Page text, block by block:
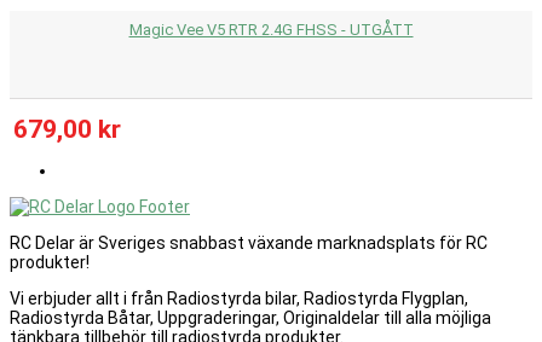
Magic Vee V5 RTR 2.4G FHSS - UTGÅTT
679,00 kr
RC Delar är Sveriges snabbast växande marknadsplats för RC
produkter!
Vi erbjuder allt i från Radiostyrda bilar, Radiostyrda Flygplan,
Radiostyrda Båtar, Uppgraderingar, Originaldelar till alla möjliga
tänkbara tillbehör till radiostyrda produkter.